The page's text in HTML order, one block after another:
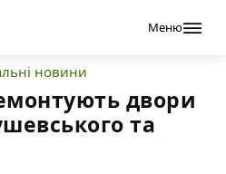
Меню
новини
двори
та